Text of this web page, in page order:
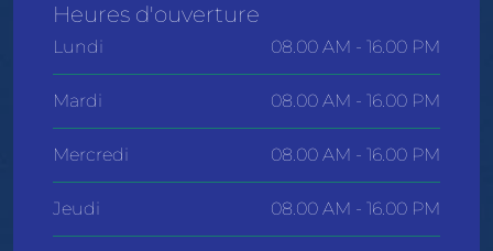
Heures d'ouverture
Lundi 08.00 AM - 16.00 PM
Mardi 08.00 AM - 16.00 PM
Mercredi 08.00 AM - 16.00 PM
Jeudi 08.00 AM - 16.00 PM